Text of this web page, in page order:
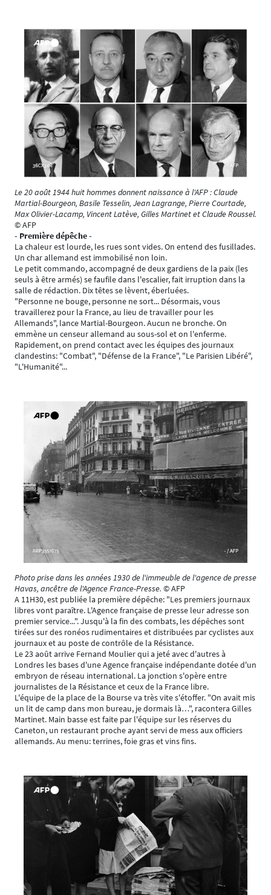
Le 20 août 1944 huit hommes donnent naissance à l'AFP : Claude
Martial-Bourgeon, Basile Tesselin, Jean Lagrange, Pierre Courtade,
Max Olivier-Lacamp, Vincent Latève, Gilles Martinet et Claude Roussel.
© AFP
- Première dépêche -
La chaleur est lourde, les rues sont vides. On entend des fusillades.
Un char allemand est immobilisé non loin.
Le petit commando, accompagné de deux gardiens de la paix (les
seuls à être armés) se faufile dans l'escalier, fait irruption dans la
salle de rédaction. Dix têtes se lèvent, éberluées.
"Personne ne bouge, personne ne sort... Désormais, vous
travaillerez pour la France, au lieu de travailler pour les
Allemands", lance Martial-Bourgeon. Aucun ne bronche. On
emmène un censeur allemand au sous-sol et on l'enferme.
Rapidement, on prend contact avec les équipes des journaux
clandestins: "Combat", "Défense de la France", "Le Parisien Libéré",
"L'Humanité"...
Photo prise dans les années 1930 de l'immeuble de l'agence de presse
Havas, ancêtre de l'Agence France-Presse. © AFP
A 11H30, est publiée la première dépêche: "Les premiers journaux
libres vont paraître. L'Agence française de presse leur adresse son
premier service...". Jusqu'à la fin des combats, les dépêches sont
tirées sur des ronéos rudimentaires et distribuées par cyclistes aux
journaux et au poste de contrôle de la Résistance.
Le 23 août arrive Fernand Moulier qui a jeté avec d'autres à
Londres les bases d'une Agence française indépendante dotée d'un
embryon de réseau international. La jonction s'opère entre
journalistes de la Résistance et ceux de la France libre.
L'équipe de la place de la Bourse va très vite s'étoffer. "On avait mis
un lit de camp dans mon bureau, je dormais là…", racontera Gilles
Martinet. Main basse est faite par l'équipe sur les réserves du
Caneton, un restaurant proche ayant servi de mess aux officiers
allemands. Au menu: terrines, foie gras et vins fins.